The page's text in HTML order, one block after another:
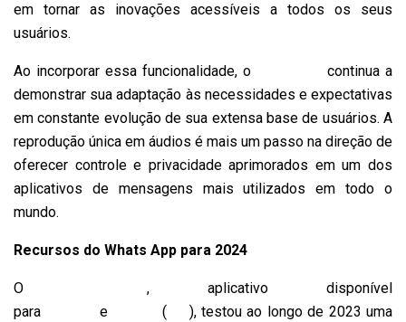
em tornar as inovações acessíveis a todos os seus
usuários.
Ao incorporar essa funcionalidade, o
continua a
demonstrar sua adaptação às necessidades e expectativas
em constante evolução de sua extensa base de usuários. A
reprodução única em áudios é mais um passo na direção de
oferecer controle e privacidade aprimorados em um dos
aplicativos de mensagens mais utilizados em todo o
mundo.
Recursos do Whats App para 2024
O
, aplicativo disponível
para
e (iOS ), testou ao longo de 2023 uma